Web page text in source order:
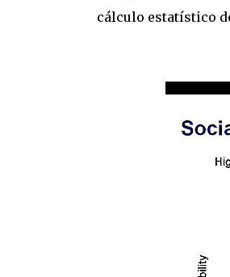
cálculo estatístico